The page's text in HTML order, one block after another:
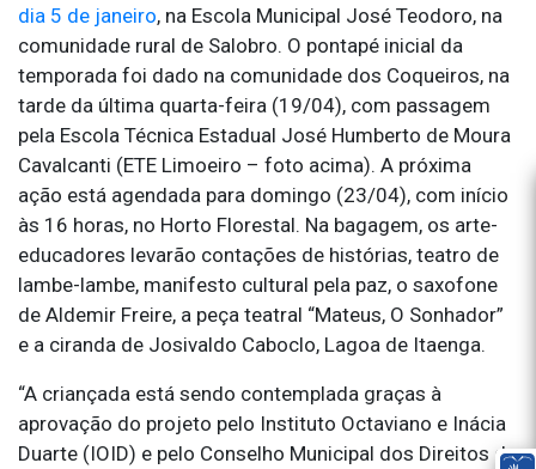
dia 5 de janeiro, na Escola Municipal José Teodoro, na
comunidade rural de Salobro. O pontapé inicial da
temporada foi dado na comunidade dos Coqueiros, na
tarde da última quarta-feira (19/04), com passagem
pela Escola Técnica Estadual José Humberto de Moura
Cavalcanti (ETE Limoeiro – foto acima). A próxima
ação está agendada para domingo (23/04), com início
às 16 horas, no Horto Florestal. Na bagagem, os arte-
educadores levarão contações de histórias, teatro de
lambe-lambe, manifesto cultural pela paz, o saxofone
de Aldemir Freire, a peça teatral “Mateus, O Sonhador”
e a ciranda de Josivaldo Caboclo, Lagoa de Itaenga.
“A criançada está sendo contemplada graças à
aprovação do projeto pelo Instituto Octaviano e Inácia
Duarte (IOID) e pelo Conselho Municipal dos Direitos da